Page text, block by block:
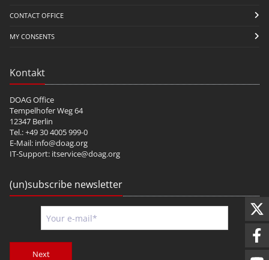
CONTACT OFFICE
MY CONSENTS
Kontakt
DOAG Office
Tempelhofer Weg 64
12347 Berlin
Tel.: +49 30 4005 999-0
E-Mail: info@doag.org
IT-Support: itservice@doag.org
(un)subscribe newsletter
Next